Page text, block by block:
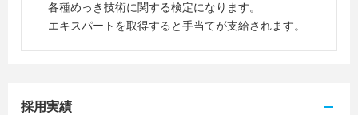
各種めっき技術に関する検定になります。
エキスパートを取得すると手当てが支給されます。
採用実績